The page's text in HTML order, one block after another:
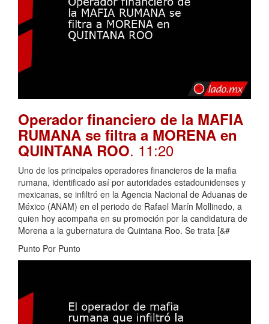
Operador financiero de la MAFIA
RUMANA se filtra a MORENA en
QUINTANA ROO. 11:20
Uno de los principales operadores financieros de la mafia
rumana, identificado así por autoridades estadounidenses y
mexicanas, se infiltró en la Agencia Nacional de Aduanas de
México (ANAM) en el periodo de Rafael Marín Mollinedo, a
quien hoy acompaña en su promoción por la candidatura de
Morena a la gubernatura de Quintana Roo. Se trata [&#
Punto Por Punto